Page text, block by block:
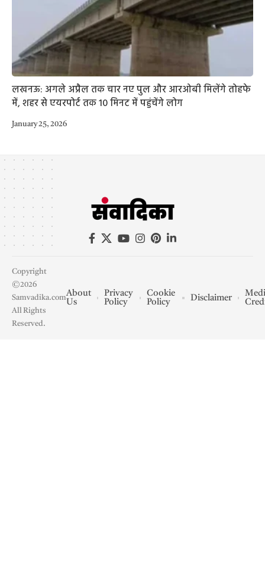
लखनऊ: अगले अप्रैल तक चार नए पुल और आरओबी मिलेंगे तोहफे
में, शहर से एयरपोर्ट तक 10 मिनट में पहुंचेंगे लोग
January 25, 2026
Copyright
©2026
Samvadika.com
All Rights
Reserved.
About
Us
Privacy
Policy
Cookie
Policy
Disclaimer